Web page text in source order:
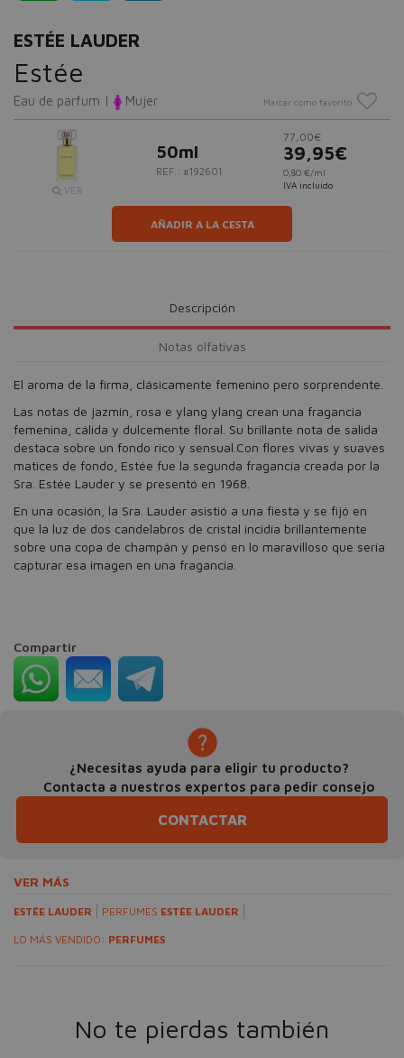
ESTÉE LAUDER
Estée
Eau de parfum | Mujer Marcar como favorito
VER
50ml
REF.: #192601
77,00€
39,95€
0,80 €/ml
IVA incluido
AÑADIR A LA CESTA
Descripción
Notas olfativas
El aroma de la firma, clásicamente femenino pero sorprendente.
Las notas de jazmín, rosa e ylang ylang crean una fragancia
femenina, cálida y dulcemente floral. Su brillante nota de salida
destaca sobre un fondo rico y sensual.Con flores vivas y suaves
matices de fondo, Estée fue la segunda fragancia creada por la
Sra. Estée Lauder y se presentó en 1968.
En una ocasión, la Sra. Lauder asistió a una fiesta y se fijó en
que la luz de dos candelabros de cristal incidía brillantemente
sobre una copa de champán y pensó en lo maravilloso que sería
capturar esa imagen en una fragancia.
Compartir
¿Necesitas ayuda para eligir tu producto?
Contacta a nuestros expertos para pedir consejo
CONTACTAR
VER MÁS
ESTÉE LAUDER PERFUMES ESTÉE LAUDER
LO MÁS VENDIDO: PERFUMES
No te pierdas también